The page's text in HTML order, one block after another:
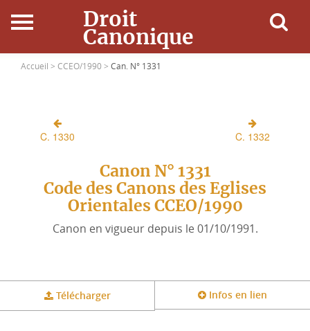
Droit
Canonique
Accueil
Ressources
Connexion
Accueil > CCEO/1990 > Can. N° 1331
C. 1330 C. 1332
Canon N° 1331
Code des Canons des Eglises
Orientales CCEO/1990
Canon en vigueur depuis le 01/10/1991.
Télécharger Infos en lien